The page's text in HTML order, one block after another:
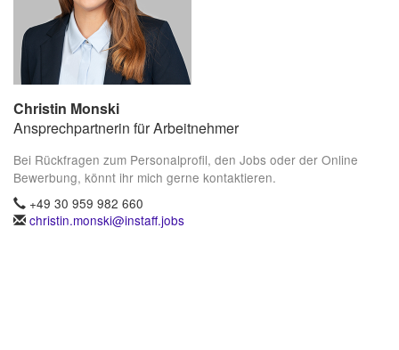
Christin Monski
Ansprechpartnerin für Arbeitnehmer
Bei Rückfragen zum Personalprofil, den Jobs oder der Online
Bewerbung, könnt ihr mich gerne kontaktieren.
+49 30 959 982 660
christin.monski@instaff.jobs